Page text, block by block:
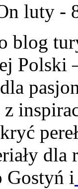
luty -
blog
Gostyń i